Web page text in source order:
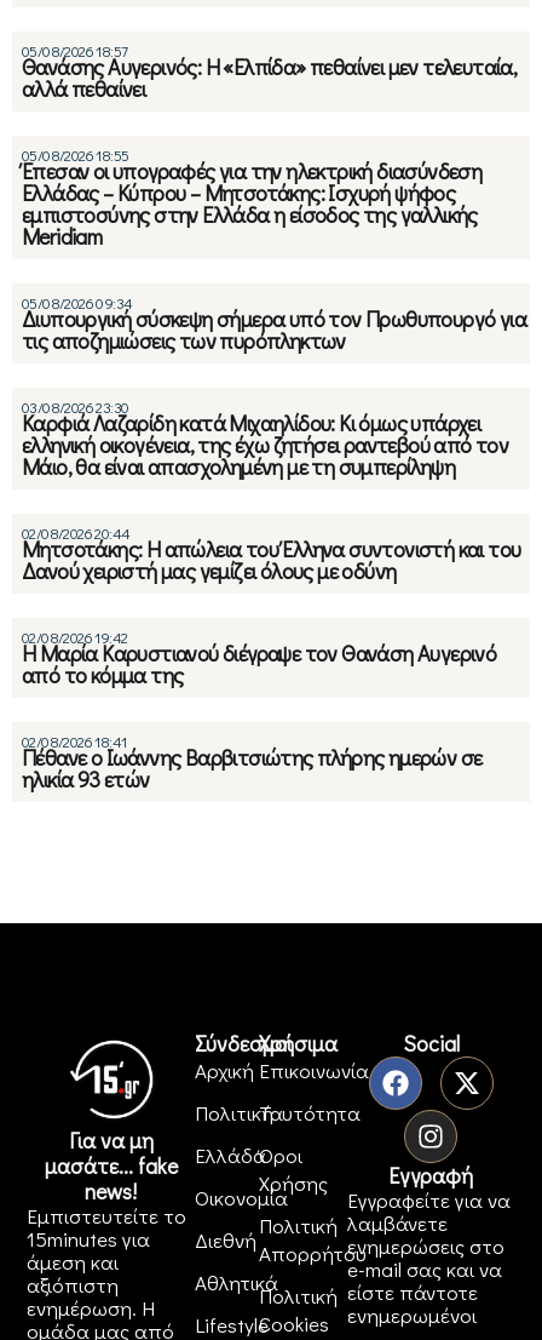
05/08/2026 18:57
Θανάσης Αυγερινός: Η «Ελπίδα» πεθαίνει μεν τελευταία,
αλλά πεθαίνει
05/08/2026 18:55
Έπεσαν οι υπογραφές για την ηλεκτρική διασύνδεση
Ελλάδας – Κύπρου – Μητσοτάκης: Ισχυρή ψήφος
εμπιστοσύνης στην Ελλάδα η είσοδος της γαλλικής
Meridiam
05/08/2026 09:34
Διυπουργική σύσκεψη σήμερα υπό τον Πρωθυπουργό για
τις αποζημιώσεις των πυρόπληκτων
03/08/2026 23:30
Καρφιά Λαζαρίδη κατά Μιχαηλίδου: Κι όμως υπάρχει
ελληνική οικογένεια, της έχω ζητήσει ραντεβού από τον
Μάιο, θα είναι απασχολημένη με τη συμπερίληψη
02/08/2026 20:44
Μητσοτάκης: Η απώλεια του Έλληνα συντονιστή και του
Δανού χειριστή μας γεμίζει όλους με οδύνη
02/08/2026 19:42
Η Μαρία Καρυστιανού διέγραψε τον Θανάση Αυγερινό
από το κόμμα της
02/08/2026 18:41
Πέθανε ο Ιωάννης Βαρβιτσιώτης πλήρης ημερών σε
ηλικία 93 ετών
Για να μη
μασάτε... fake
news!
Εμπιστευτείτε το
15minutes για
άμεση και
αξιόπιστη
ενημέρωση. Η
ομάδα μας από
Σύνδεσμοι
Αρχική
Πολιτική
Ελλάδα
Οικονομία
Διεθνή
Αθλητικά
Lifestyle
Χρήσιμα
Επικοινωνία
Ταυτότητα
Όροι
Χρήσης
Πολιτική
Απορρήτου
Πολιτική
Cookies
Social
Εγγραφή
Εγγραφείτε για να
λαμβάνετε
ενημερώσεις στο
e-mail σας και να
είστε πάντοτε
ενημερωμένοι